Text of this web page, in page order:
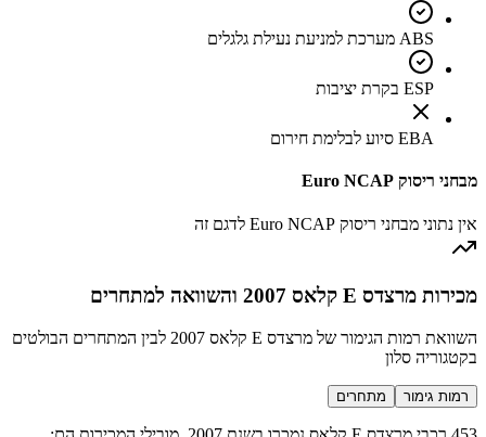
ABS מערכת למניעת נעילת גלגלים
ESP בקרת יציבות
EBA סיוע לבלימת חירום
מבחני ריסוק Euro NCAP
אין נתוני מבחני ריסוק Euro NCAP לדגם זה
מכירות מרצדס E קלאס 2007 והשוואה למתחרים
השוואת רמות הגימור של מרצדס E קלאס 2007 לבין המתחרים הבולטים
בקטגוריה סלון
רמות גימור מתחרים